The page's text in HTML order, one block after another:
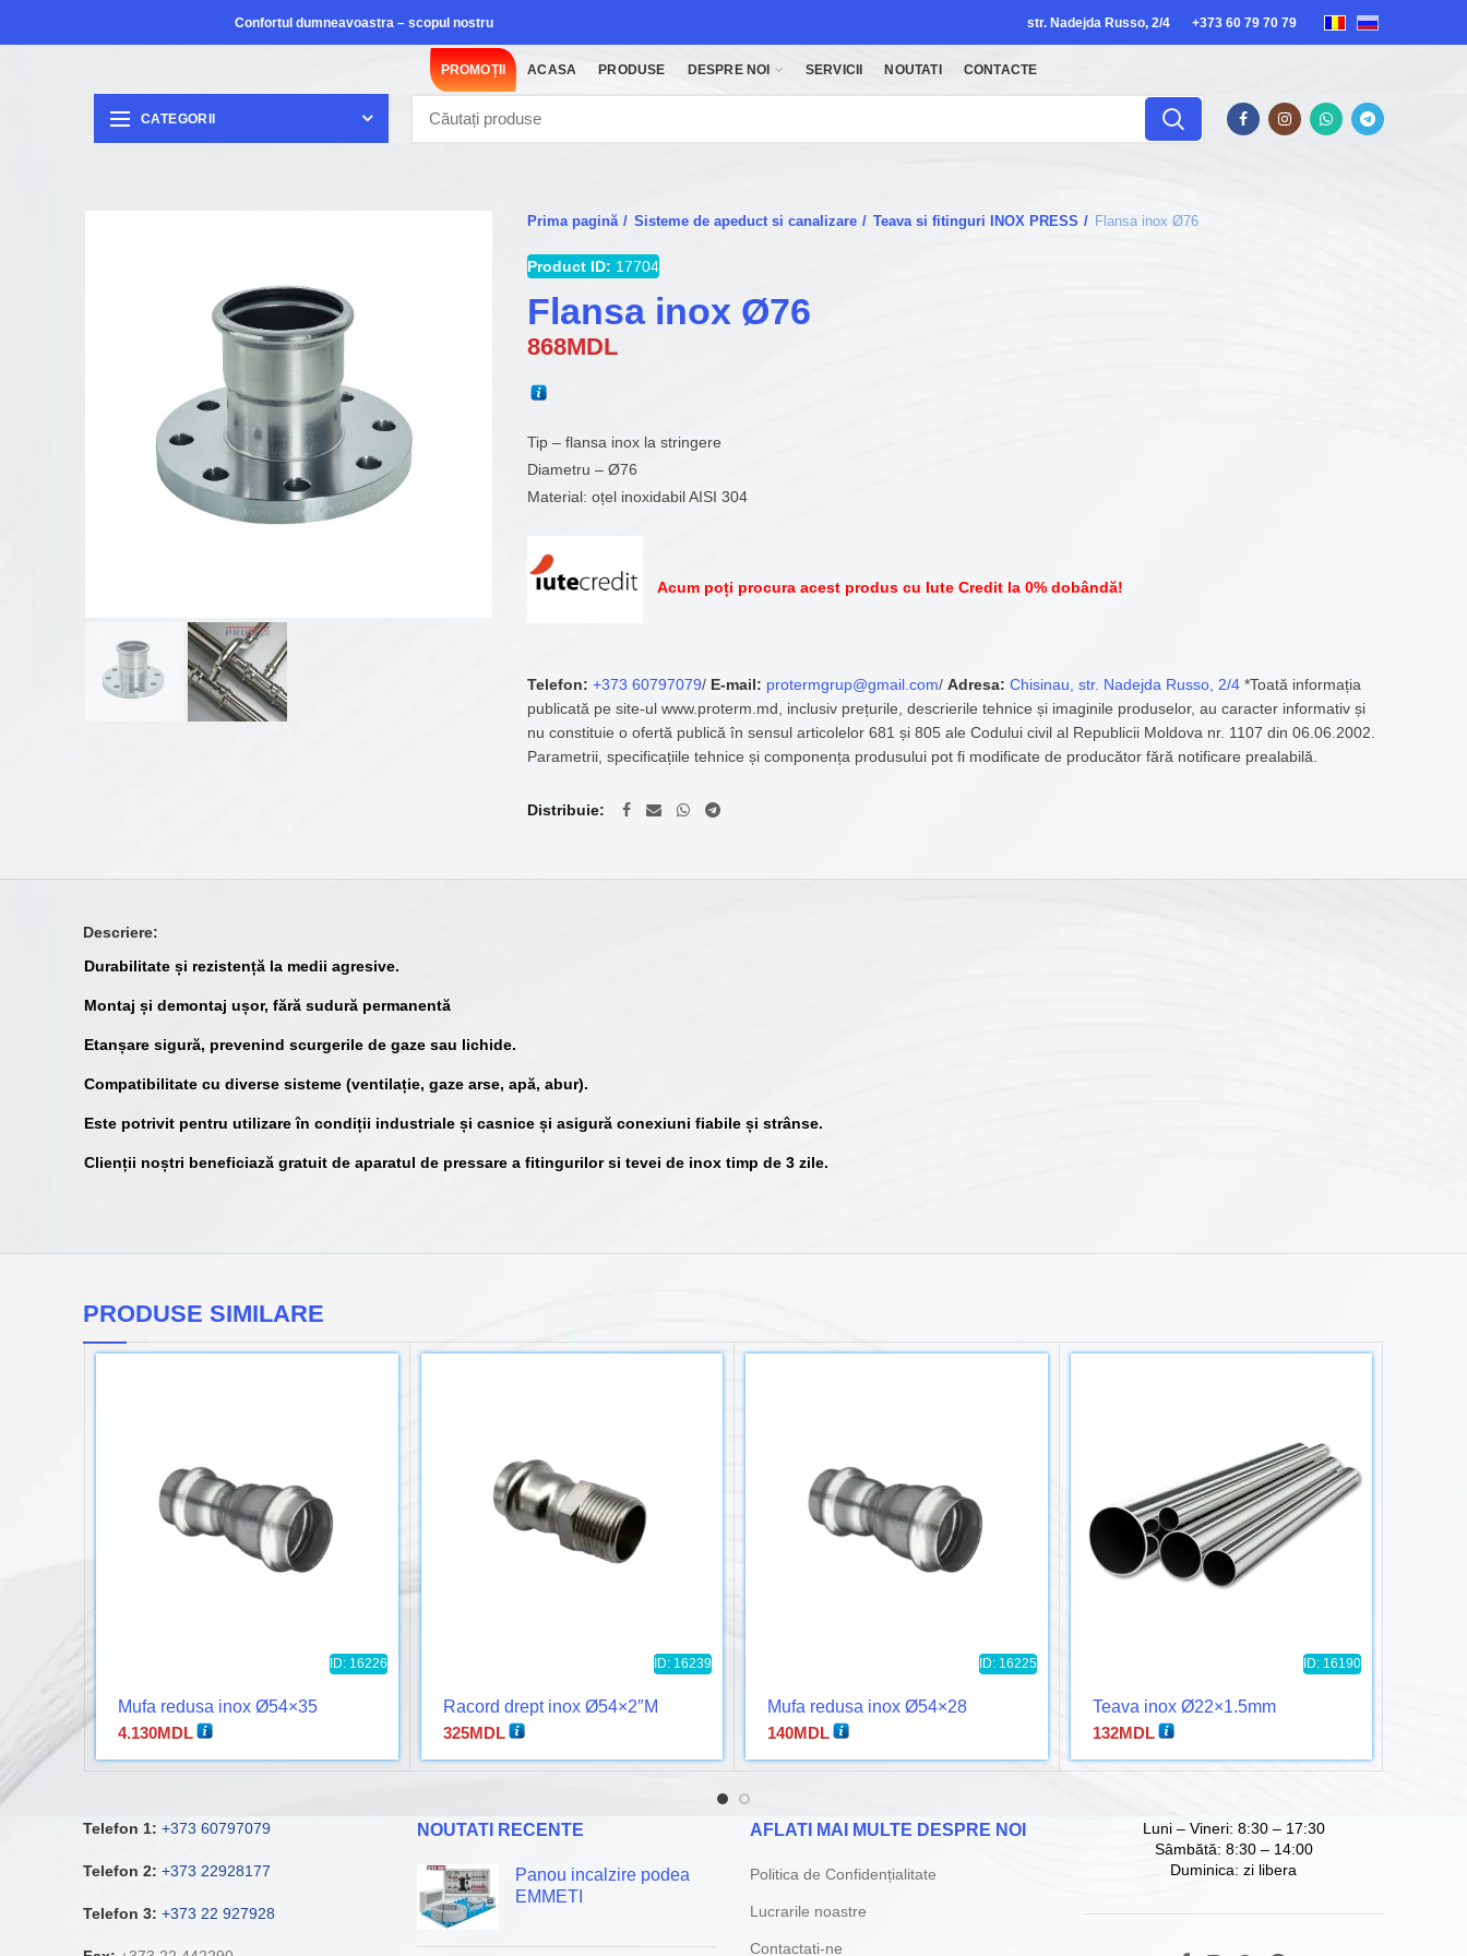
Confortul dumneavoastra – scopul nostru str. Nadejda Russo, 2/4 +373 60 79 70 79
PROMOȚII ACASA PRODUSE DESPRE NOI SERVICII NOUTATI CONTACTE
CATEGORII
Prima pagină Sisteme de apeduct si canalizare Teava si fitinguri INOX PRESS Flansa inox Ø76
Product ID: 17704
Flansa inox Ø76
868MDL
Tip – flansa inox la stringere
Diametru – Ø76
Material: oțel inoxidabil AISI 304
Acum poți procura acest produs cu Iute Credit la 0% dobândă!
Telefon: +373 60797079/ E-mail: protermgrup@gmail.com/Adresa: Chisinau, str. Nadejda Russo, 2/4 *Toată informația
publicată pe site-ul www.proterm.md, inclusiv prețurile, descrierile tehnice și imaginile produselor, au caracter informativ și
nu constituie o ofertă publică în sensul articolelor 681 și 805 ale Codului civil al Republicii Moldova nr. 1107 din 06.06.2002.
Parametrii, specificațiile tehnice și componența produsului pot fi modificate de producător fără notificare prealabilă.
Distribuie
Descriere:
Durabilitate și rezistență la medii agresive.
Montaj și demontaj ușor, fără sudură permanentă
Etanșare sigură, prevenind scurgerile de gaze sau lichide.
Compatibilitate cu diverse sisteme (ventilație, gaze arse, apă, abur).
Este potrivit pentru utilizare în condiții industriale și casnice și asigură conexiuni fiabile și strânse.
Clienții noștri beneficiază gratuit de aparatul de pressare a fitingurilor si tevei de inox timp de 3 zile.
PRODUSE SIMILARE
ID: 16226
Mufa redusa inox Ø54×35
4.130MDL
ID: 16239
Racord drept inox Ø54×2″M
325MDL
ID: 16225
Mufa redusa inox Ø54×28
140MDL
ID: 16190
Teava inox Ø22×1.5mm
132MDL
Telefon 1: +373 60797079
Telefon 2: +373 22928177
Telefon 3: +373 22 927928
NOUTATI RECENTE
Panou incalzire podea
EMMETI
AFLATI MAI MULTE DESPRE NOI
Politica de Confidențialitate
Lucrarile noastre
Contactati-ne
Luni – Vineri: 8:30 – 17:30
Sâmbătă: 8:30 – 14:00
Duminica: zi libera